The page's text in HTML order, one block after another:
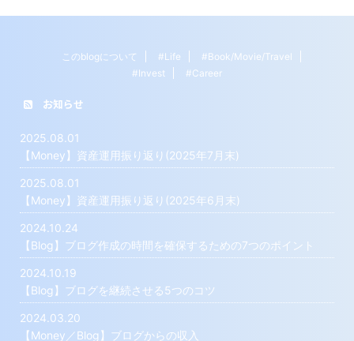
このblogについて #Life
#Book/Movie/Travel
#Invest
#Career
お知らせ
2025.08.01
【Money】資産運用振り返り(2025年7月末)
2025.08.01
【Money】資産運用振り返り(2025年6月末)
2024.10.24
【Blog】ブログ作成の時間を確保するための7つのポイント
2024.10.19
【Blog】ブログを継続させる5つのコツ
2024.03.20
【Money／Blog】ブログからの収入